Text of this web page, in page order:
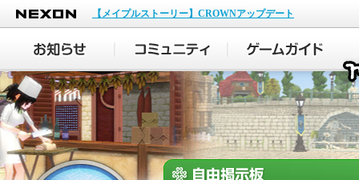
NEXON
【メイプルストーリー】CROWNアップデート